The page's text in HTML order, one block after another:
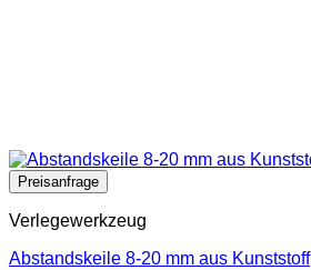
Verlegewerkzeug
Abstandskeile 8-20 mm aus Kunststoff